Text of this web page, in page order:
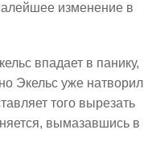
изменение в
впадает в панику,
Экельс уже натворил
того вырезать
вымазавшись в